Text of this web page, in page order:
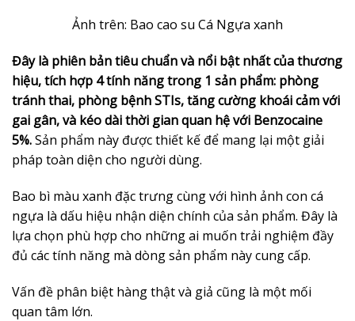
Ảnh trên: Bao cao su Cá Ngựa xanh
Đây là phiên bản tiêu chuẩn và nổi bật nhất của thương
hiệu, tích hợp 4 tính năng trong 1 sản phẩm: phòng
tránh thai, phòng bệnh STIs, tăng cường khoái cảm với
gai gân, và kéo dài thời gian quan hệ với Benzocaine
5%.Sản phẩm này được thiết kế để mang lại một giải
pháp toàn diện cho người dùng.
Bao bì màu xanh đặc trưng cùng với hình ảnh con cá
ngựa là dấu hiệu nhận diện chính của sản phẩm. Đây là
lựa chọn phù hợp cho những ai muốn trải nghiệm đầy
đủ các tính năng mà dòng sản phẩm này cung cấp.
Vấn đề phân biệt hàng thật và giả cũng là một mối
quan tâm lớn.